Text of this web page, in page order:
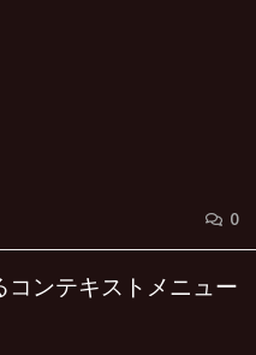
0
ンテキストメニュー